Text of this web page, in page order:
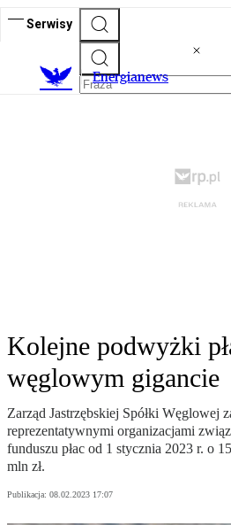
Serwisy
Energianews
Kolejne podwyżki
węglowym gigancie
Zarząd Jastrzębskiej Spółki Węglowej
reprezentatywnymi organizacjami
funduszu płac od 1 stycznia 2023 r. o
mln zł.
Publikacja: 08.02.2023 17:07